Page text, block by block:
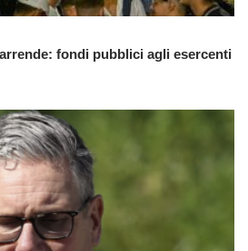
fondi pubblici agli esercenti